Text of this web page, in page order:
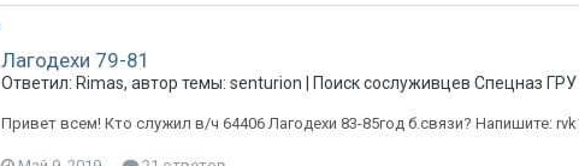
Лагодехи 79-81
Ответил: Rimas, автор темы: senturion | Поиск сослуживцев Спецназ ГРУ
Привет всем! Кто служил в/ч 64406 Лагодехи 83-85год б.связи? Напишите: